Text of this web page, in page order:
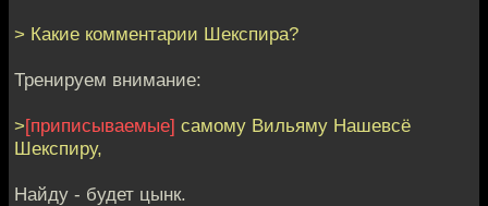
> Какие комментарии Шекспира?
Тренируем внимание:
>[приписываемые] самому Вильяму Нашевсё
Шекспиру,
Найду - будет цынк.